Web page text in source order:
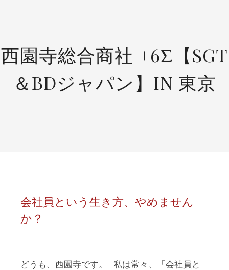
西園寺総合商社 +6Σ【SGT
＆BDジャパン】IN 東京
会社員という生き方、やめません
か？
どうも、西園寺です。 私は常々、「会社員と